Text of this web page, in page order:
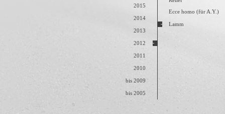
2015
2014
2013
2012
2011
2010
bis 2009
bis 2005
Ecce homo (für A.Y.)
Lamm